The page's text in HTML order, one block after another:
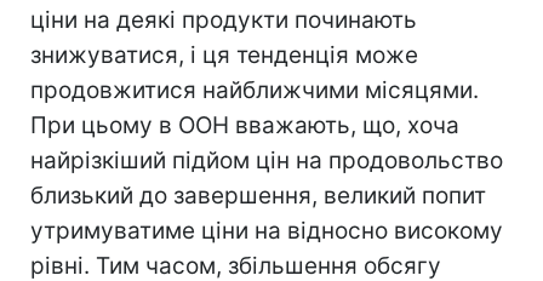
ціни на деякі продукти починають
знижуватися, і ця тенденція може
продовжитися найближчими місяцями.
При цьому в ООН вважають, що, хоча
найрізкіший підйом цін на продовольство
близький до завершення, великий попит
утримуватиме ціни на відносно високому
рівні. Тим часом, збільшення обсягу